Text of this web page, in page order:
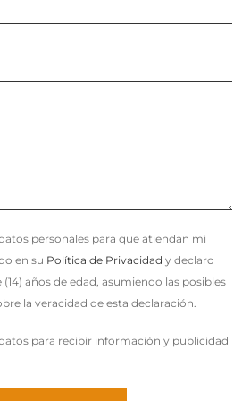
personales para que atiendan mi
en su Política de Privacidad y declaro
años de edad, asumiendo las posibles
la veracidad de esta declaración.
para recibir información y publicidad